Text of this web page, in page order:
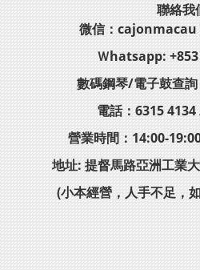
聯絡我
微信：
Ｗhatsapp:
數碼鋼琴/電子鼓查
電話：6315
營業時間：14:00-
地址: 提督馬路亞洲工業
(小本經營，人手不足，